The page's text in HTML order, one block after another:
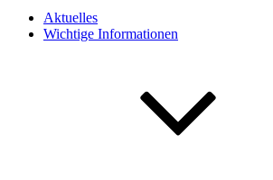
Aktuelles
Wichtige Informationen